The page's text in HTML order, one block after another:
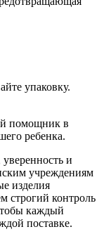
упаковку.
помощник в
ребенка.
и
учреждениям
изделия
строгий контроль
каждый
поставке.